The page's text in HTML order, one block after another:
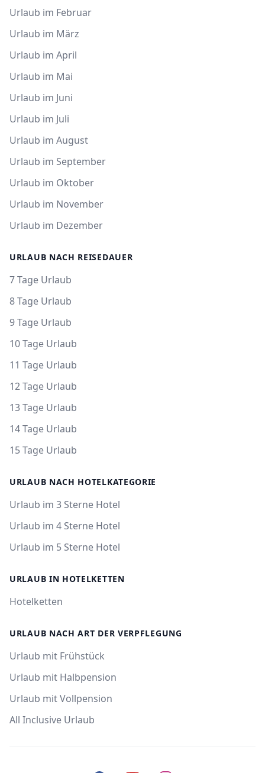
Urlaub im Februar
Urlaub im März
Urlaub im April
Urlaub im Mai
Urlaub im Juni
Urlaub im Juli
Urlaub im August
Urlaub im September
Urlaub im Oktober
Urlaub im November
Urlaub im Dezember
URLAUB NACH REISEDAUER
7 Tage Urlaub
8 Tage Urlaub
9 Tage Urlaub
10 Tage Urlaub
11 Tage Urlaub
12 Tage Urlaub
13 Tage Urlaub
14 Tage Urlaub
15 Tage Urlaub
URLAUB NACH HOTELKATEGORIE
Urlaub im 3 Sterne Hotel
Urlaub im 4 Sterne Hotel
Urlaub im 5 Sterne Hotel
URLAUB IN HOTELKETTEN
Hotelketten
URLAUB NACH ART DER VERPFLEGUNG
Urlaub mit Frühstück
Urlaub mit Halbpension
Urlaub mit Vollpension
All Inclusive Urlaub